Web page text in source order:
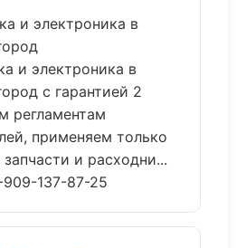
и электроника в
и электроника в
с гарантией 2
регламентам
применяем только
и расходни...
909-137-87-25